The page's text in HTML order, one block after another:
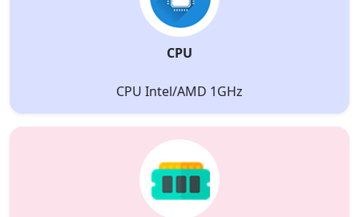
CPU
CPU Intel/AMD 1GHz